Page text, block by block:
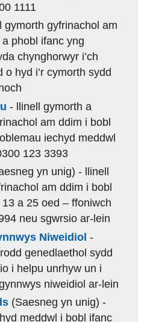
1111
gymorth gyfrinachol am
phobl ifanc yng
chynghorwyr i’ch
o hyd i’r cymorth sydd
- llinell gymorth a
am ddim i bobl
iechyd meddwl
123 3393
yn unig) - llinell
am ddim i bobl
a 25 oed – ffoniwch
neu sgwrsio ar-lein
Niweidiol -
genedlaethol sydd
i helpu unrhyw un i
niweidiol ar-lein
(Saesneg yn unig) -
meddwl i bobl ifanc